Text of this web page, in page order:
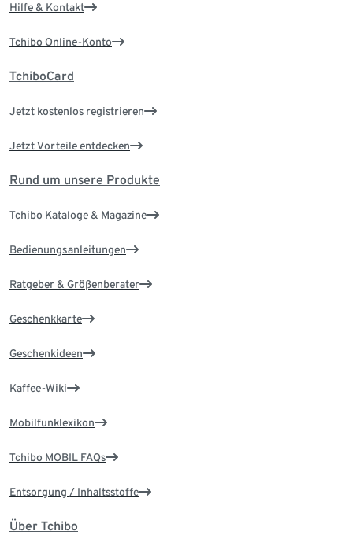
Hilfe & Kontakt
Tchibo Online-Konto
TchiboCard
Jetzt kostenlos registrieren
Jetzt Vorteile entdecken
Rund um unsere Produkte
Tchibo Kataloge & Magazine
Bedienungsanleitungen
Ratgeber & Größenberater
Geschenkkarte
Geschenkideen
Kaffee-Wiki
Mobilfunklexikon
Tchibo MOBIL FAQs
Entsorgung / Inhaltsstoffe
Über Tchibo